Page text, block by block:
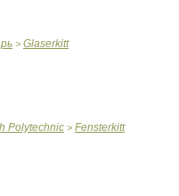
> Glaserkitt
Polytechnic > Fensterkitt